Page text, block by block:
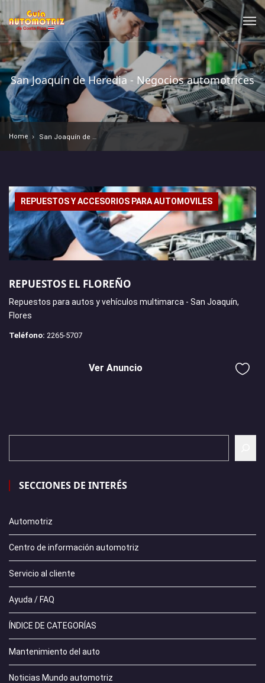
San Joaquín de Heredia - Negocios automotrices
Home
REPUESTOS Y ACCESORIOS PARA AUTOMOVILES
REPUESTOS EL FLOREÑO
Repuestos para autos y vehículos multimarca - San Joaquín,
Flores
Teléfono: 2265-5707
Ver Anuncio
SECCIONES DE INTERÉS
Automotriz
Centro de información automotriz
Servicio al cliente
Ayuda / FAQ
ÍNDICE DE CATEGORÍAS
Mantenimiento del auto
Noticias Mundo automotriz